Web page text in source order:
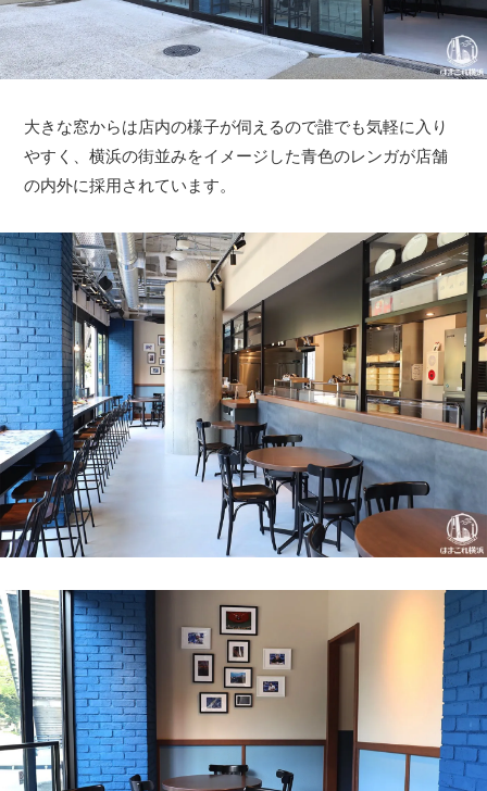
大きな窓からは店内の様子が伺えるので誰でも気軽に入り
やすく、横浜の街並みをイメージした青色のレンガが店舗
の内外に採用されています。